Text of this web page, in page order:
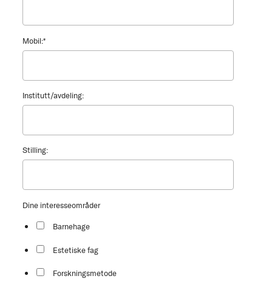
Mobil:*
Institutt/avdeling:
Stilling:
Dine interesseområder
Barnehage
Estetiske fag
Forskningsmetode